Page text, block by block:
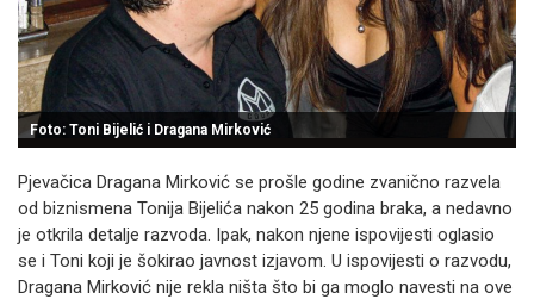
Foto: Toni Bijelić i Dragana Mirković
Pjevačica Dragana Mirković se prošle godine zvanično razvela
od biznismena Tonija Bijelića nakon 25 godina braka, a nedavno
je otkrila detalje razvoda. Ipak, nakon njene ispovijesti oglasio
se i Toni koji je šokirao javnost izjavom. U ispovijesti o razvodu,
Dragana Mirković nije rekla ništa što bi ga moglo navesti na ove